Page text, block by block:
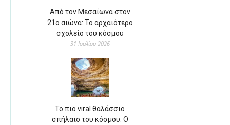
Από τον Μεσαίωνα στον
21ο αιώνα: Το αρχαιότερο
σχολείο του κόσμου
31 Ιουλίου 2026
Το πιο viral θαλάσσιο
σπήλαιο του κόσμου: Ο